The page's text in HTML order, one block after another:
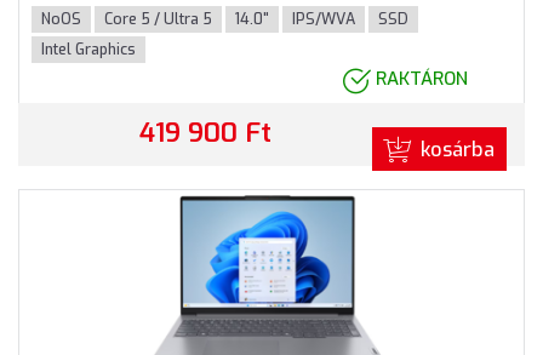
garancia, Fekete színben
NoOS Core 5 / Ultra 5 14.0" IPS/WVA
SSD
Intel Graphics
RAKTÁRON
419 900 Ft kosárba